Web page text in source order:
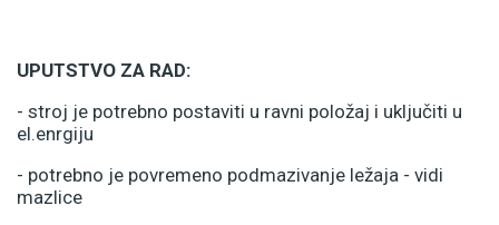
UPUTSTVO ZA RAD:
- stroj je potrebno postaviti u ravni položaj i uključiti u
el.enrgiju
- potrebno je povremeno podmazivanje ležaja - vidi
mazlice